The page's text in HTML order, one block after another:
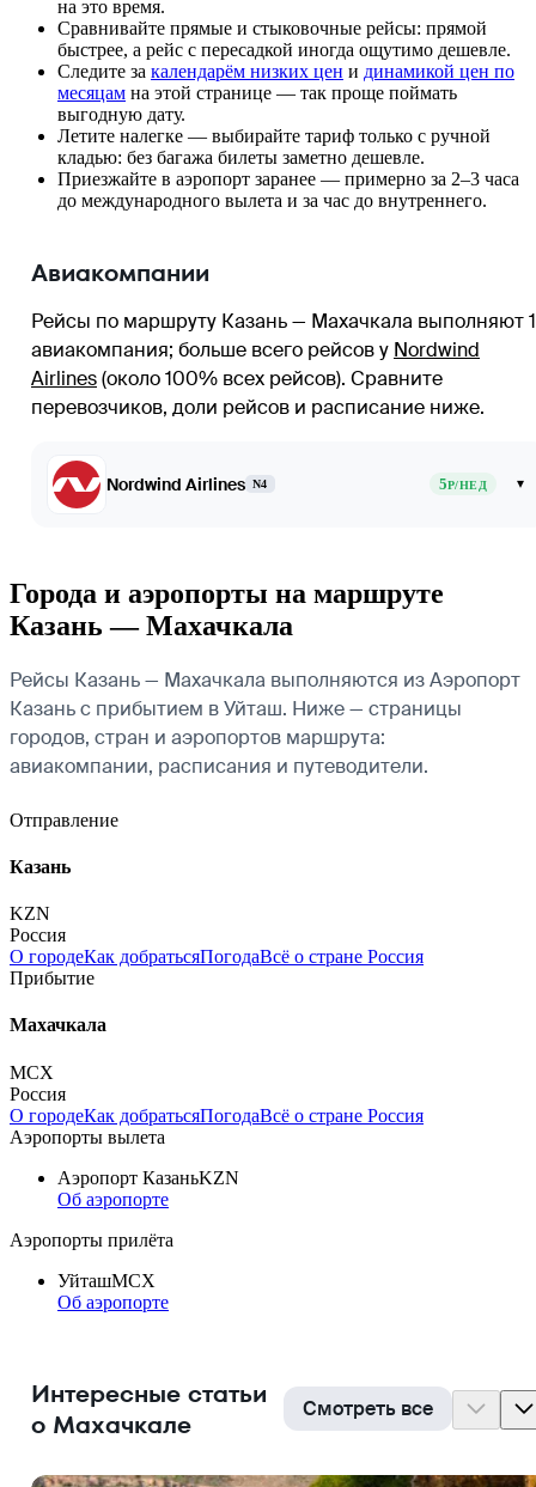
на это время.
Сравнивайте прямые и стыковочные рейсы: прямой
быстрее, а рейс с пересадкой иногда ощутимо дешевле.
Следите за календарём низких цен и динамикой цен по
месяцам на этой странице — так проще поймать
выгодную дату.
Летите налегке — выбирайте тариф только с ручной
кладью: без багажа билеты заметно дешевле.
Приезжайте в аэропорт заранее — примерно за 2–3 часа
до международного вылета и за час до внутреннего.
Авиакомпании
Рейсы по маршруту Казань — Махачкала выполняют 1
авиакомпания; больше всего рейсов у Nordwind
Airlines(около 100% всех рейсов). Сравните
перевозчиков, доли рейсов и расписание ниже.
Nordwind Airlines N4 5Р/НЕД ▾
Города и аэропорты на маршруте
Казань — Махачкала
Рейсы Казань — Махачкала выполняются из Аэропорт
Казань с прибытием в Уйташ. Ниже — страницы
городов, стран и аэропортов маршрута:
авиакомпании, расписания и путеводители.
Отправление
Казань
KZN
Россия
О городеКак добратьсяПогодаВсё о стране Россия
Прибытие
Махачкала
MCX
Россия
О городеКак добратьсяПогодаВсё о стране Россия
Аэропорты вылета
Аэропорт КазаньKZN
Об аэропорте
Аэропорты прилёта
УйташMCX
Об аэропорте
Интересные статьи
о Махачкале
Смотреть все